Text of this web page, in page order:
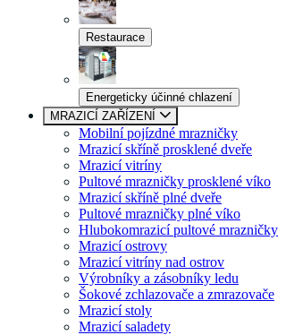
Restaurace
Energeticky účinné chlazení
MRAZICÍ ZAŘÍZENÍ
Mobilní pojízdné mrazničky
Mrazicí skříně prosklené dveře
Mrazicí vitríny
Pultové mrazničky prosklené víko
Mrazicí skříně plné dveře
Pultové mrazničky plné víko
Hlubokomrazicí pultové mrazničky
Mrazicí ostrovy
Mrazicí vitríny nad ostrov
Výrobníky a zásobníky ledu
Šokové zchlazovače a zmrazovače
Mrazicí stoly
Mrazicí saladety